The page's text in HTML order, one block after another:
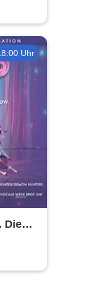
Uhr
Die